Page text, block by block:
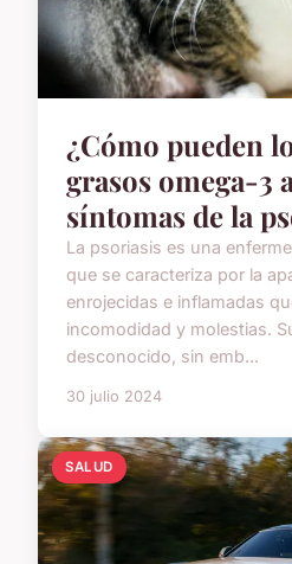
¿Cómo pueden
grasos omega-3
síntomas de la
La psoriasis es una
que se caracteriza por la
enrojecidas e inflamadas
incomodidad y molestias.
desconocido, sin emb...
30 julio 2024
SALUD